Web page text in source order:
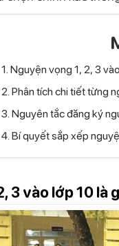
1. Nguyện vọng 1, 2, 3
2. Phân tích chi tiết từng
3. Nguyên tắc đăng ký
4. Bí quyết sắp xếp
3 vào lớp 10 là